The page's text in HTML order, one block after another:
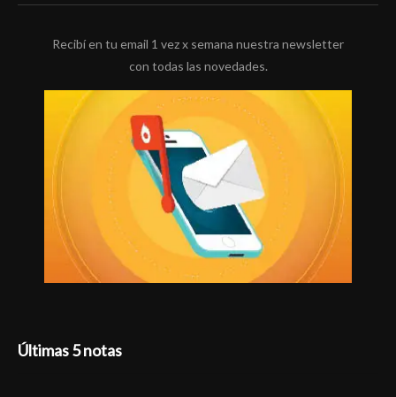
Recibí en tu email 1 vez x semana nuestra newsletter
con todas las novedades.
Últimas 5 notas